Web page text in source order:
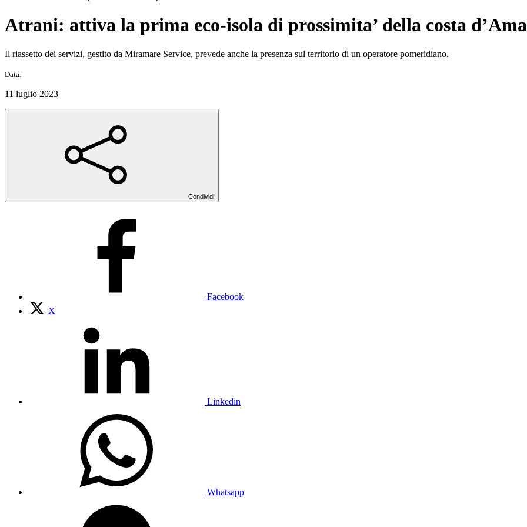
Atrani: attiva la prima eco-isola di prossimita’ della costa
Il riassetto dei servizi, gestito da Miramare Service, prevede anche la presenza sul territorio di un operatore pomeridiano.
Data:
11 luglio 2023
Condividi
Facebook
X
Linkedin
Whatsapp